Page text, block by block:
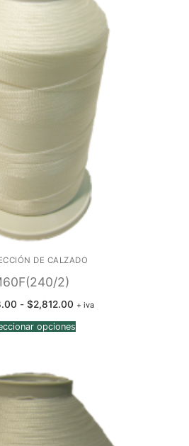
DE CALZADO
2)
- $2,812.00Rango
precios:
desde
+ iva
opciones